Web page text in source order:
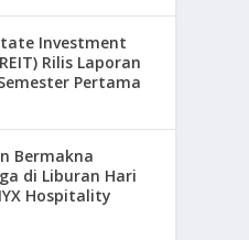
Investment
Rilis Laporan
Pertama
Bermakna
di Liburan Hari
Hospitality